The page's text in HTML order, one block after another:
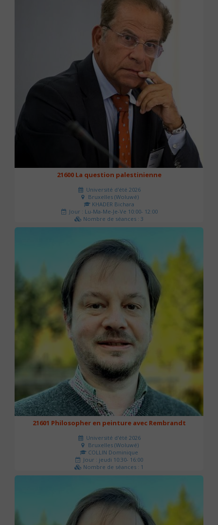
21600 La question palestinienne
Université d'été 2026
Bruxelles (Woluwé)
KHADER Bichara
Jour : Lu-Ma-Me-Je-Ve 10:00- 12:00
Nombre de séances : 3
63 €
21601 Philosopher en peinture avec Rembrandt
Université d'été 2026
Bruxelles (Woluwé)
COLLIN Dominique
Jour : jeudi 10:30- 16:00
Nombre de séances : 1
40 €